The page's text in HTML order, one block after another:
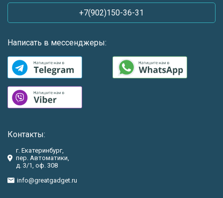
+7(902)150-36-31
Написать в мессенджеры:
Контакты:
г. Екатеринбург,
пер. Автоматики,
д. 3/1, оф. 308
info@greatgadget.ru